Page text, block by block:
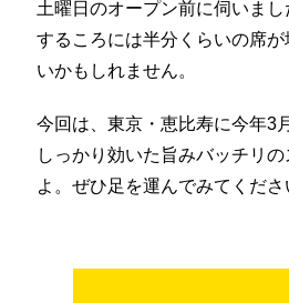
土曜日のオープン前に伺いま
するころには半分くらいの席
いかもしれません。
今回は、東京・恵比寿に今年3
しっかり効いた旨みバッチリ
よ。ぜひ足を運んでみてくださ